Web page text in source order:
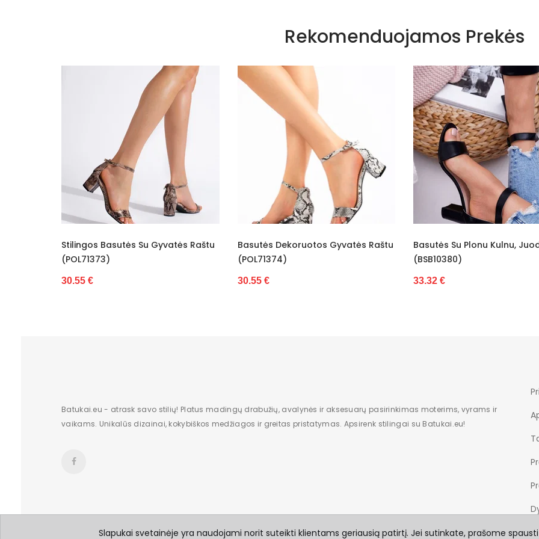
Rekomenduojamos Prekės
Gyvatės Raštu
Basutės Dekoruotos Gyvatės Raštu
(POL71374)
Basutės Su Plonu Kulnu, Juodos
(BSB10380)
Aukštakulnės
Spalvos Lexi
Batukai.eu - atrask savo stilių! Platus madingų drabužių, avalynės ir aksesuarų pasirinkimas moterims, vyrams ir
vaikams. Unikalūs dizainai, kokybiškos medžiagos ir greitas pristatymas. Apsirenk stilingai su Batukai.eu!
Slapukai svetainėje yra naudojami norit suteikti klientams geriausią patirtį. Jei sutinkate, prašome spausti